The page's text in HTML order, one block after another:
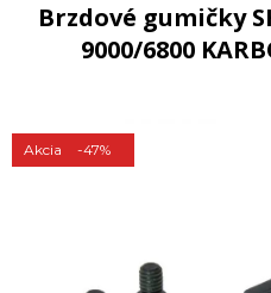
Brzdové gumičky
9000/6800
Akcia -47%